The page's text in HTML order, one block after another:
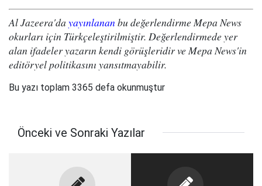
Al Jazeera'da yayınlanan bu değerlendirme Mepa News
okurları için Türkçeleştirilmiştir. Değerlendirmede yer
alan ifadeler yazarın kendi görüşleridir ve Mepa News'in
editöryel politikasını yansıtmayabilir.
Bu yazı toplam 3365 defa okunmuştur
Önceki ve Sonraki Yazılar